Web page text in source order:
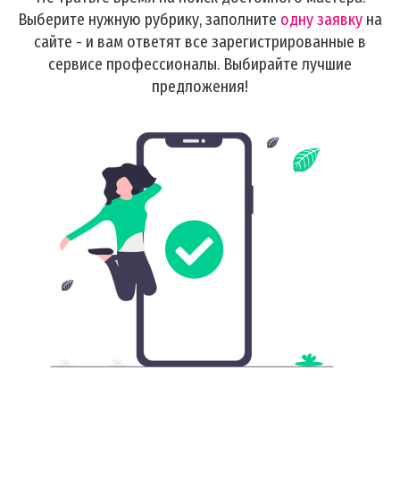
Выберите нужную рубрику, заполните одну заявку на
сайте - и вам ответят все зарегистрированные в
сервисе профессионалы. Выбирайте лучшие
предложения!